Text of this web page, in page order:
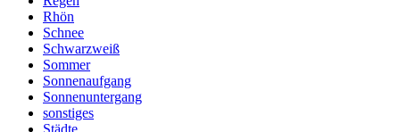
Rhön
Schnee
Schwarzweiß
Sommer
Sonnenaufgang
Sonnenuntergang
sonstiges
Städte